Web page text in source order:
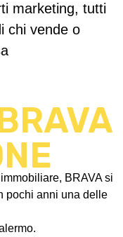
marketing, tutti
chi vende o
BRAVA si
pochi anni una delle